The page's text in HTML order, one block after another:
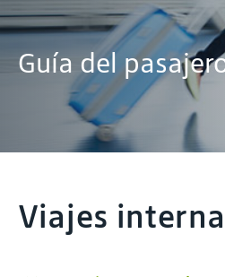
Guía del
Viajes